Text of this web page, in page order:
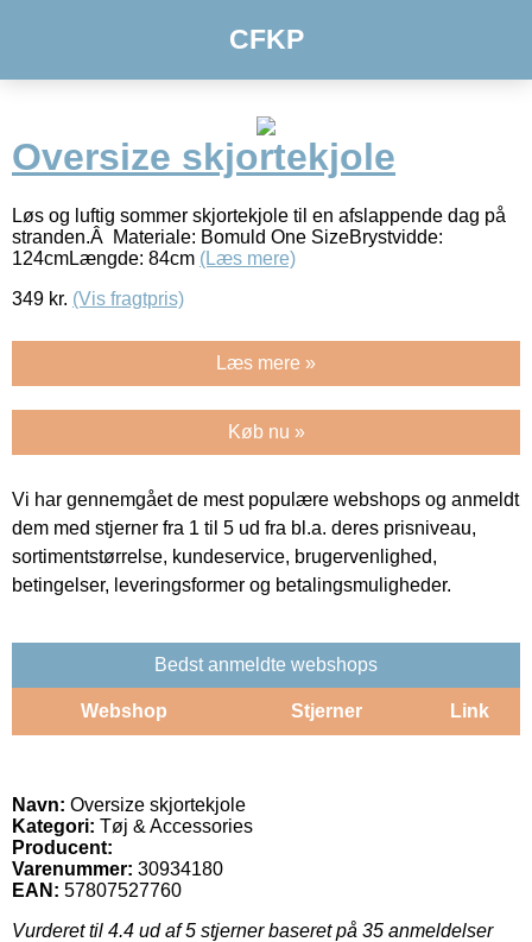
CFKP
Oversize skjortekjole
Løs og luftig sommer skjortekjole til en afslappende dag på
stranden.Â Materiale: Bomuld One SizeBrystvidde:
124cmLængde: 84cm (Læs mere)
349 kr. (Vis fragtpris)
Læs mere »
Køb nu »
Vi har gennemgået de mest populære webshops og anmeldt
dem med stjerner fra 1 til 5 ud fra bl.a. deres prisniveau,
sortimentstørrelse, kundeservice, brugervenlighed,
betingelser, leveringsformer og betalingsmuligheder.
Bedst anmeldte webshops
Webshop Stjerner Link
Navn: Oversize skjortekjole
Kategori: Tøj & Accessories
Producent:
Varenummer: 30934180
EAN: 57807527760
Vurderet til 4.4 ud af 5 stjerner baseret på 35 anmeldelser